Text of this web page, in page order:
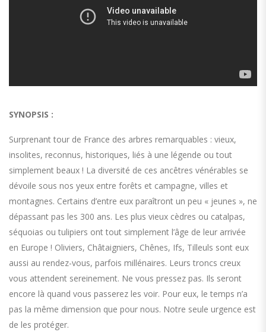
SYNOPSIS :
Surprenant tour de France des arbres remarquables : vieux,
insolites, reconnus, historiques, liés à une légende ou tout
simplement beaux ! La diversité de ces ancêtres vénérables se
dévoile sous nos yeux entre forêts et campagne, villes et
montagnes. Certains d’entre eux paraîtront un peu « jeunes », ne
dépassant pas les 300 ans. Les plus vieux cèdres ou catalpas,
séquoias ou tulipiers ont tout simplement l’âge de leur arrivée
en Europe ! Oliviers, Châtaigniers, Chênes, Ifs, Tilleuls sont eux
aussi au rendez-vous, parfois millénaires. Leurs troncs creux
vous attendent sereinement. Ne vous pressez pas. Ils seront
encore là quand vous passerez les voir. Pour eux, le temps n’a
pas la même dimension que pour nous. Notre seule urgence est
de les protéger.